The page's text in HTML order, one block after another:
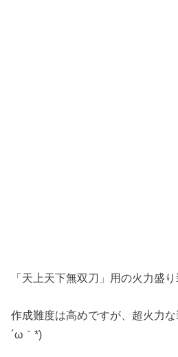
「天上天下無双刀」用の火力盛
作成難度は高めですが、超火力
´ω｀*)